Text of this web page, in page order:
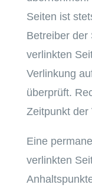
Seiten ist
Betreiber der
verlinkten
Verlinkung
überprüft.
Zeitpunkt der
Eine
verlinkten